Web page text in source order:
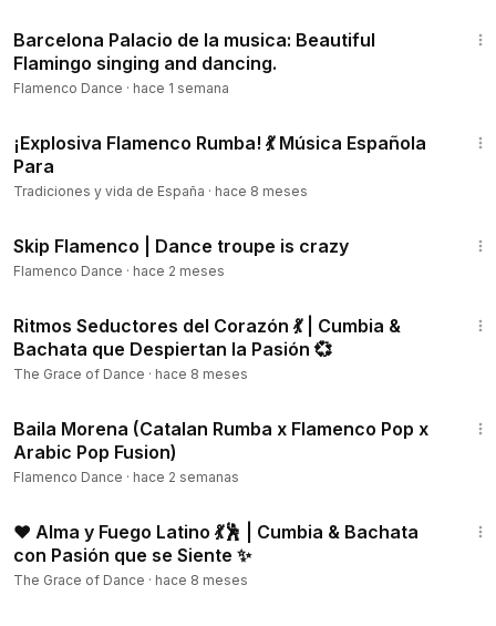
Barcelona Palacio de la musica: Beautiful
Flamingo singing and dancing.
Flamenco Dance · hace 1 semana
¡Explosiva Flamenco Rumba! 💃 Música Española
Para
Tradiciones y vida de España · hace 8 meses
Skip Flamenco | Dance troupe is crazy
Flamenco Dance · hace 2 meses
Ritmos Seductores del Corazón 💃 | Cumbia &
Bachata que Despiertan la Pasión 💞
The Grace of Dance · hace 8 meses
Baila Morena (Catalan Rumba x Flamenco Pop x
Arabic Pop Fusion)
Flamenco Dance · hace 2 semanas
❤️ Alma y Fuego Latino 💃🕺 | Cumbia & Bachata
con Pasión que se Siente ✨
The Grace of Dance · hace 8 meses